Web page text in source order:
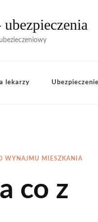
lekarzy
WYNAJMU MIESZKANIA
co z